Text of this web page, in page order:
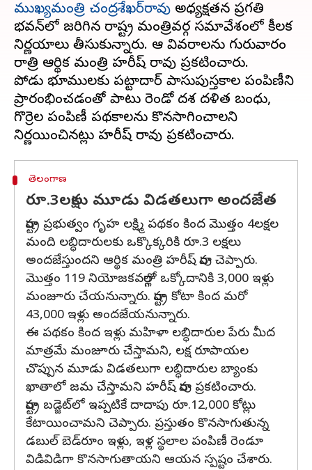
ముఖ్యమంత్రి చంద్రశేఖర్‌రావు అధ్యక్షతన ప్రగతి
భవన్‌లో జరిగిన రాష్ట్ర మంత్రివర్గ సమావేశంలో కీలక
నిర్ణయాలు తీసుకున్నారు. ఆ వివరాలను గురువారం
రాత్రి ఆర్థిక మంత్రి హరీష్ రావు ప్రకటించారు.
పోడు భూములకు పట్టాదార్ పాసుపుస్తకాల పంపిణీని
ప్రారంభించడంతో పాటు రెండో దశ దళిత బంధు,
గొర్రెల పంపిణీ పథకాలను కొనసాగించాలని
తెలంగాణ
రూ.3లక్షలు మూడు విడతలుగా అందజేత
రాష్ట్ర ప్రభుత్వం గృహ లక్ష్మి పథకం కింద మొత్తం 4లక్షల
మంది లబ్ధిదారులకు ఒక్కొక్కరికి రూ.3 లక్షలు
అందజేస్తుందని ఆర్థిక మంత్రి హరీష్ రావు చెప్పారు.
మొత్తం 119 నియోజకవర్గాల్లో ఒక్కోదానికి 3,000 ఇళ్లు
మంజూరు చేయనున్నారు. రాష్ట్ర కోటా కింద మరో
43,000 ఇళ్లు అందజేయనున్నారు.
ఈ పథకం కింద ఇళ్లు మహిళా లబ్ధిదారుల పేరు మీద
మాత్రమే మంజూరు చేస్తామని, లక్ష రూపాయల
చొప్పున మూడు విడతలుగా లబ్ధిదారుల బ్యాంకు
ఖాతాలో జమ చేస్తామని హరీష్ రావు ప్రకటించారు.
రాష్ట్ర బడ్జెట్‌లో ఇప్పటికే దాదాపు రూ.12,000 కోట్లు
కేటాయించామని చెప్పారు. ప్రస్తుతం కొనసాగుతున్న
డబుల్ బెడ్‌రూం ఇళ్లు, ఇళ్ల స్థలాల పంపిణీ రెండూ
విడివిడిగా కొనసాగుతాయని ఆయన స్పష్టం చేశారు.